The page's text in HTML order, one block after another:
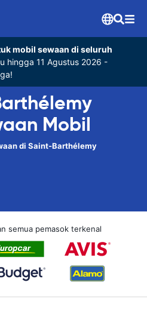
mobil sewaan di seluruh
hingga 11 Agustus 2026 -
Mobil
di Saint-Barthélemy
semua pemasok terkenal